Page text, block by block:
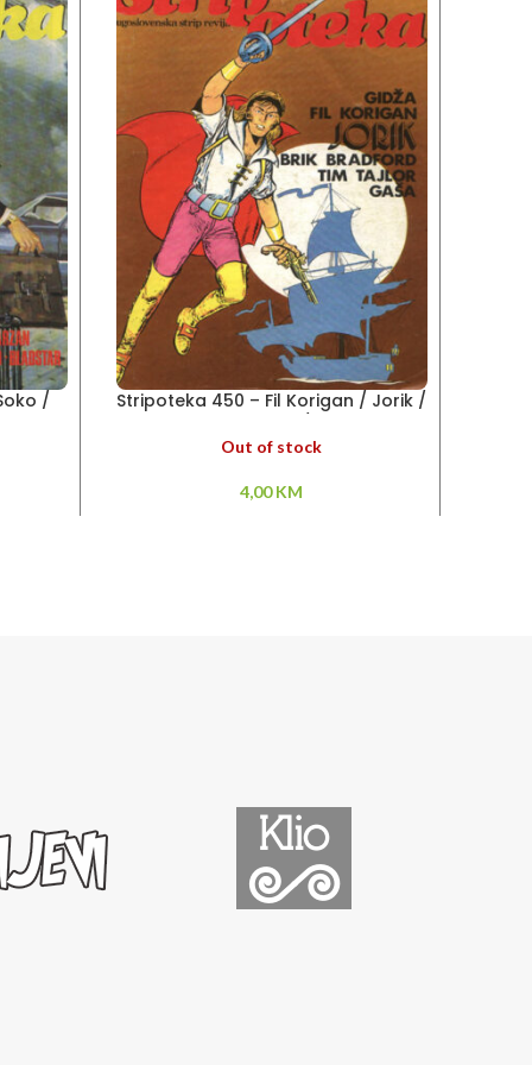
/
Stripoteka 450 – Fil Korigan / Jorik /
Out of stock
4,00KM